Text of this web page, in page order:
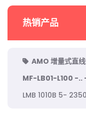
热销产品
AMO 增量式直
MF-LB01-L100 -
LMB 1010B 5-